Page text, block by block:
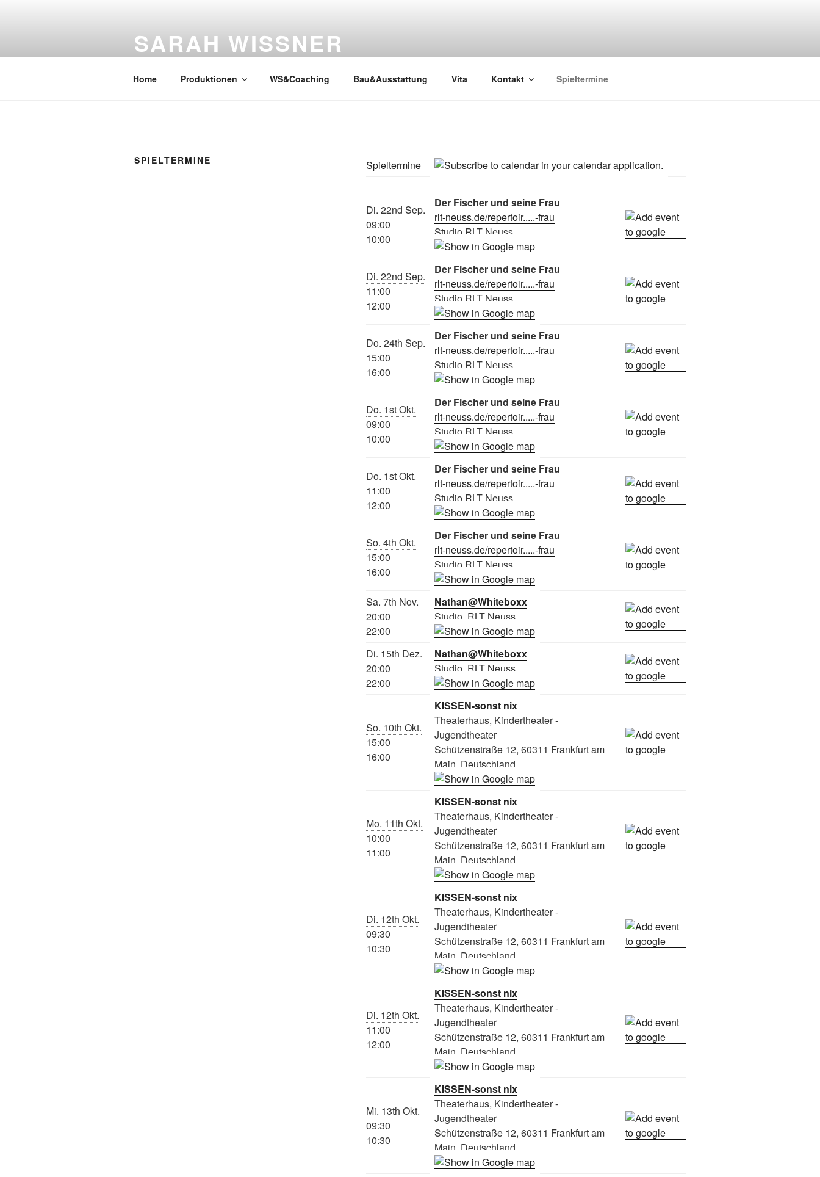
SARAH WISSNER
Home Produktionen WS&Coaching Bau&Ausstattung Vita Kontakt Spieltermine
SPIELTERMINE Spieltermine
Di. 22nd Sep.
09:00
10:00
Der Fischer und seine Frau
rlt-neuss.de/repertoir.....-frau
Studio RLT Neuss
Di. 22nd Sep.
11:00
12:00
Der Fischer und seine Frau
rlt-neuss.de/repertoir.....-frau
Studio RLT Neuss
Do. 24th Sep.
15:00
16:00
Der Fischer und seine Frau
rlt-neuss.de/repertoir.....-frau
Studio RLT Neuss
Do. 1st Okt.
09:00
10:00
Der Fischer und seine Frau
rlt-neuss.de/repertoir.....-frau
Studio RLT Neuss
Do. 1st Okt.
11:00
12:00
Der Fischer und seine Frau
rlt-neuss.de/repertoir.....-frau
Studio RLT Neuss
So. 4th Okt.
15:00
16:00
Der Fischer und seine Frau
rlt-neuss.de/repertoir.....-frau
Studio RLT Neuss
Sa. 7th Nov.
20:00
22:00
Nathan@Whiteboxx
Studio, RLT Neuss
Di. 15th Dez.
20:00
22:00
Nathan@Whiteboxx
Studio, RLT Neuss
So. 10th Okt.
15:00
16:00
KISSEN-sonst nix
Theaterhaus, Kindertheater -
Jugendtheater
Schützenstraße 12, 60311 Frankfurt am
Main, Deutschland
Mo. 11th Okt.
10:00
11:00
KISSEN-sonst nix
Theaterhaus, Kindertheater -
Jugendtheater
Schützenstraße 12, 60311 Frankfurt am
Main, Deutschland
Di. 12th Okt.
09:30
10:30
KISSEN-sonst nix
Theaterhaus, Kindertheater -
Jugendtheater
Schützenstraße 12, 60311 Frankfurt am
Main, Deutschland
Di. 12th Okt.
11:00
12:00
KISSEN-sonst nix
Theaterhaus, Kindertheater -
Jugendtheater
Schützenstraße 12, 60311 Frankfurt am
Main, Deutschland
Mi. 13th Okt.
09:30
10:30
KISSEN-sonst nix
Theaterhaus, Kindertheater -
Jugendtheater
Schützenstraße 12, 60311 Frankfurt am
Main, Deutschland